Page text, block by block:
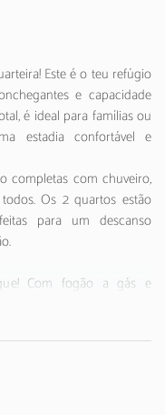
Este é o teu refúgio
e capacidade
é ideal para famílias ou
estadia confortável e
completas com chuveiro,
Os 2 quartos estão
para um descanso
Com fogão a gás e
frigorífico, congelador,
jarro eléctrico e
as tuas refeições